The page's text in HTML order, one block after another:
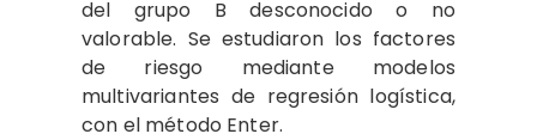
del grupo B desconocido o no
valorable. Se estudiaron los factores
de riesgo mediante modelos
multivariantes de regresión logística,
con el método Enter.